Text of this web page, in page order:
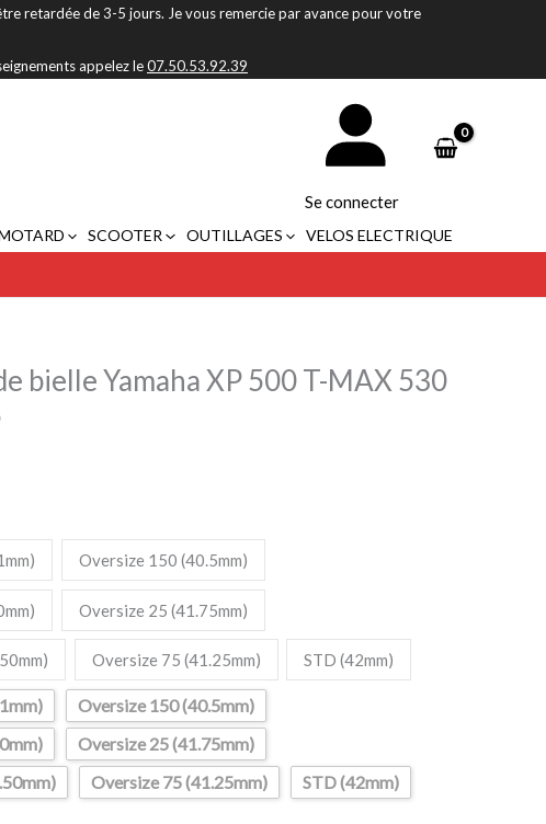
retardée de 3-5 jours. Je vous remercie par avance pour votre
appelez le07.50.53.92.39
Se connecter
SCOOTER OUTILLAGES VELOS ELECTRIQUE
bielle Yamaha XP 500 T-MAX 530
Oversize 150 (40.5mm)
Oversize 25 (41.75mm)
Oversize 75 (41.25mm) STD (42mm)
Oversize 150 (40.5mm)
Oversize 25 (41.75mm)
Oversize 75 (41.25mm) STD (42mm)